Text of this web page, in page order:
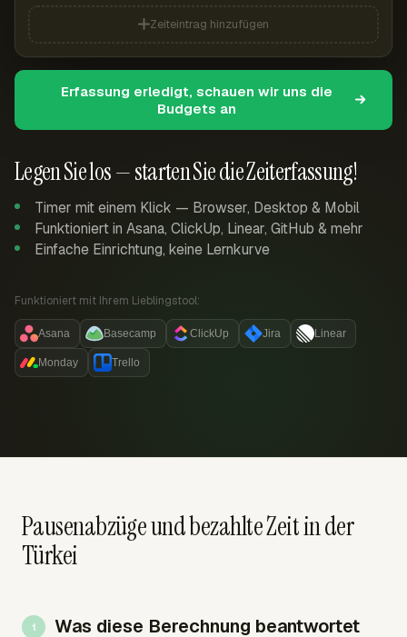
Legen Sie los — starten Sie die Zeiterfassung!
Timer mit einem Klick — Browser, Desktop & Mobil
Funktioniert in Asana, ClickUp, Linear, GitHub & mehr
Einfache Einrichtung, keine Lernkurve
Funktioniert mit Ihrem Lieblingstool:
Asana Basecamp ClickUp Jira Linear
Monday Trello
Zeiteintrag hinzufügen
Erfassung erledigt, schauen wir uns die
Budgets an
Pausenabzüge und bezahlte Zeit in der
Türkei
Was diese Berechnung beantwortet